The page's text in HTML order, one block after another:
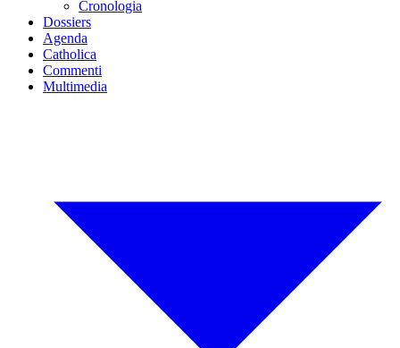
Cronologia
Dossiers
Agenda
Catholica
Commenti
Multimedia